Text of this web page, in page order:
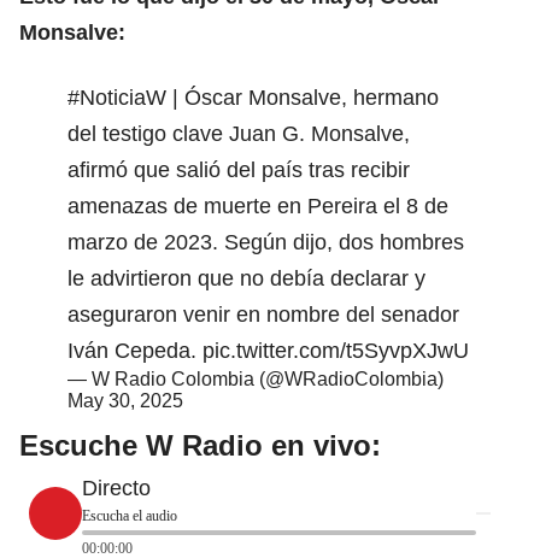
Monsalve:
#NoticiaW | Óscar Monsalve, hermano
del testigo clave Juan G. Monsalve,
afirmó que salió del país tras recibir
amenazas de muerte en Pereira el 8 de
marzo de 2023. Según dijo, dos hombres
le advirtieron que no debía declarar y
aseguraron venir en nombre del senador
Iván Cepeda. pic.twitter.com/t5SyvpXJwU
— W Radio Colombia (@WRadioColombia)
May 30, 2025
Escuche W Radio en vivo:
Directo
Escucha el audio
00:00:00